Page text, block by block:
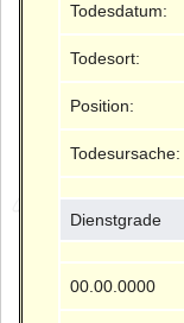
Todesdatum:
Todesort:
Position:
Todesursache:
Dienstgrade
00.00.0000